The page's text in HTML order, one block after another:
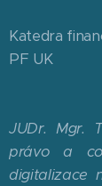
Katedra
PF UK
JUDr. Mgr.
právo a
digitalizace